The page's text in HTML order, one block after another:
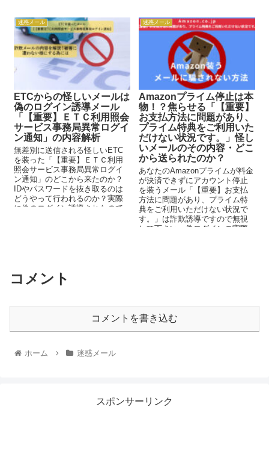
ルからは開かない癖をつけまし
ょう。
迷惑メール
ETCからの怪しいメールは
偽のログイン誘導メール
「【重要】ＥＴＣ利用照会
サービス事務局異常ログイ
ン通知」の内容解析
無差別に送信される怪しいETC
を装った「【重要】ＥＴＣ利用
照会サービス事務局異常ログイ
ン通知」のどこから来たのか？
IDやパスワードを抜き取るのは
どうやって行われるのか？実際
に偽のログイン誘導されたので
迷惑メール
Amazonプライム停止は本
物！？焦らせる「【重要】
お支払方法に問題があり、
プライム特典をご利用いた
だけない状況です。」怪し
いメールのその内容・どこ
から送られたのか？
あなたのAmazonプライムが料金
が決済できずにアカウント停止
を装うメール「【重要】お支払
方法に問題があり、プライム特
典をご利用いただけない状況で
す。」は詐欺誘導ですので無視
して下さい。偽ログインの実際
コメント
コメントを書き込む
ホーム 迷惑メール
スポンサーリンク